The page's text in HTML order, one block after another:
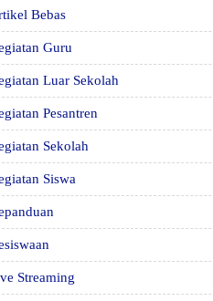
Bebas
Guru
Luar Sekolah
Pesantren
Sekolah
Siswa
Streaming